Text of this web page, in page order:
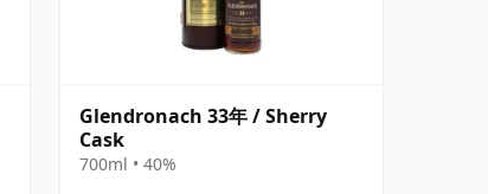
Glendronach 33年 / Sherry
Cask
700ml • 40%